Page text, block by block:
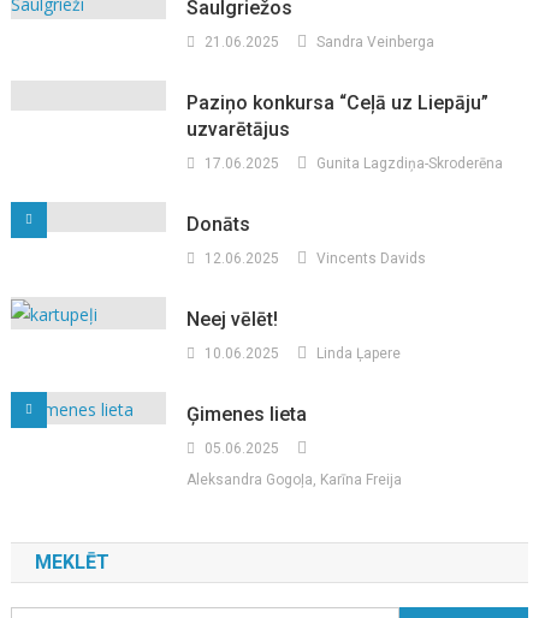
Saulgriežos
21.06.2025 Sandra Veinberga
Paziņo konkursa “Ceļā uz Liepāju”
uzvarētājus
17.06.2025 Gunita Lagzdiņa-Skroderēna
Donāts
12.06.2025 Vincents Davids
Neej vēlēt!
10.06.2025 Linda Ļapere
Ģimenes lieta
05.06.2025
Aleksandra Gogoļa, Karīna Freija
MEKLĒT